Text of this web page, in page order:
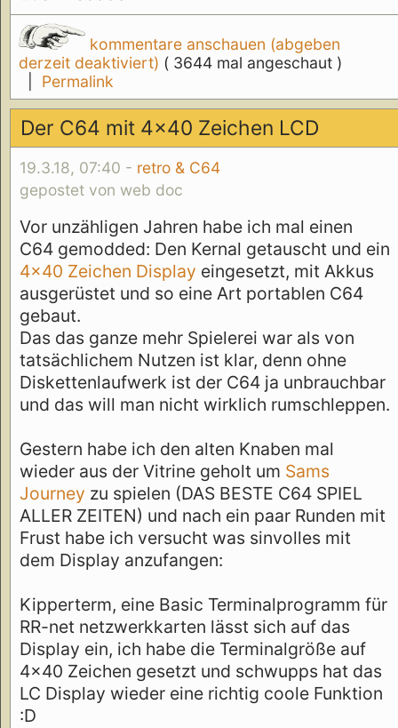
kommentare anschauen (abgeben
derzeit deaktiviert) ( 3644 mal angeschaut )
Permalink
Der C64 mit 4x40 Zeichen LCD
19.3.18, 07:40 - retro & C64
gepostet von web doc
Vor unzähligen Jahren habe ich mal einen
C64 gemodded: Den Kernal getauscht und ein
4x40 Zeichen Display eingesetzt, mit Akkus
ausgerüstet und so eine Art portablen C64
gebaut.
Das das ganze mehr Spielerei war als von
tatsächlichem Nutzen ist klar, denn ohne
Diskettenlaufwerk ist der C64 ja unbrauchbar
und das will man nicht wirklich rumschleppen.
Gestern habe ich den alten Knaben mal
wieder aus der Vitrine geholt um Sams
Journey zu spielen (DAS BESTE C64 SPIEL
ALLER ZEITEN) und nach ein paar Runden mit
Frust habe ich versucht was sinvolles mit
dem Display anzufangen:
Kipperterm, eine Basic Terminalprogramm für
RR-net netzwerkkarten lässt sich auf das
Display ein, ich habe die Terminalgröße auf
4x40 Zeichen gesetzt und schwupps hat das
LC Display wieder eine richtig coole Funktion
:D